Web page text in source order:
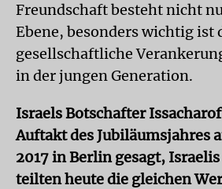
Freundschaft besteht nicht
Ebene, besonders wichtig ist
gesellschaftliche
in der jungen Generation.
Israels Botschafter
Auftakt des Jubiläumsjahres
2017 in Berlin gesagt,
teilten heute die gleichen